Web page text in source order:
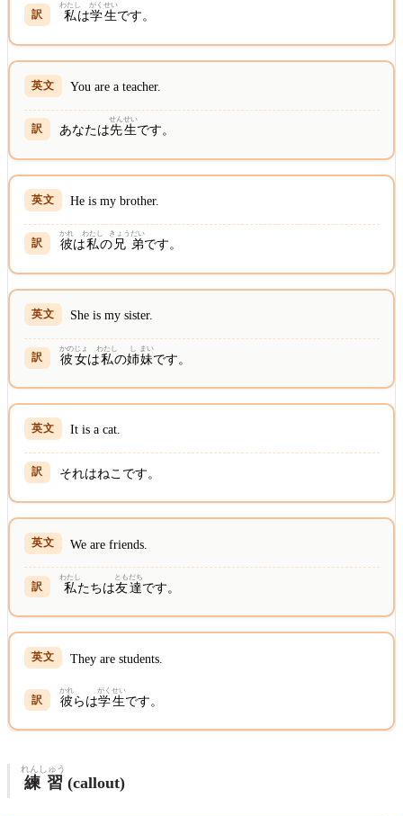
私
わたし
は学生
がくせい
です。
You are a teacher.
あなたは先生
せんせい
です。
He is my brother.
彼
かれ
は私
わたし
の 兄
きょう
弟
だい
です。
She is my sister.
彼女
かのじょ
は私
わたし
の姉
し
妹
まい
です。
It is a cat.
それはねこです。
We are friends.
私
わたし
たちは友
とも
達
だち
です。
They are students.
彼
かれ
らは学生
がくせい
です。
練習
れんしゅう
(callout)